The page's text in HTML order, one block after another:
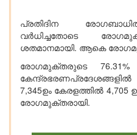
പ്രതിദിന
വര്‍ധിച്ചതോടെ
ശതമാനമായി. ആകെ
രോഗമുക്തരുടെ
7,345ഉം കേരളത്തില്‍
രോഗമുക്തരായി.